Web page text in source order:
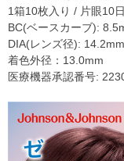
1箱10枚入り / 片眼10
BC(ベースカーブ):
DIA(レンズ径): 14.2mm
着色外径：13.0mm
医療機器承認番号: